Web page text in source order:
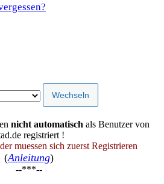
nicht automatisch als Benutzer von
registriert !
muessen sich zuerst Registrieren
(Anleitung)
--***--